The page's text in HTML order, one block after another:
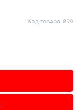
Код товара: 899